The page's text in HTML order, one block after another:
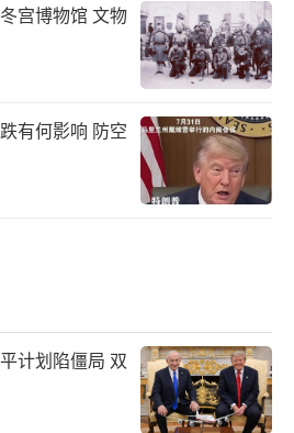
宫博物馆 文物
有何影响 防空
计划陷僵局 双